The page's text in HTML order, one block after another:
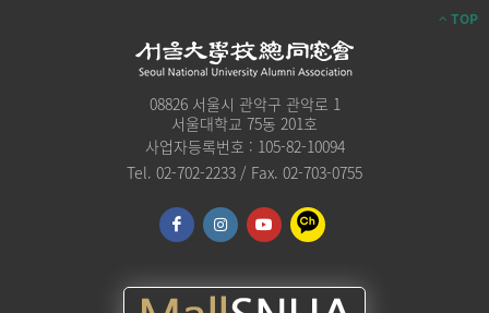
TOP
08826 서울시 관악구 관악로 1
서울대학교 75동 201호
사업자등록번호 : 105-82-10094
Tel. 02-702-2233 / Fax. 02-703-0755